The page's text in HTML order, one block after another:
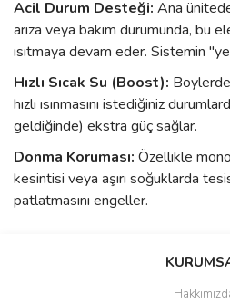
Acil Durum Desteği: Ana
arıza veya bakım durumunda, bu
ısıtmaya devam eder. Sistemin
Hızlı Sıcak Su (Boost):
hızlı ısınmasını istediğiniz
geldiğinde) ekstra güç sağlar.
Donma Koruması: Özellikle
kesintisi veya aşırı soğuklarda
patlatmasını engeller.